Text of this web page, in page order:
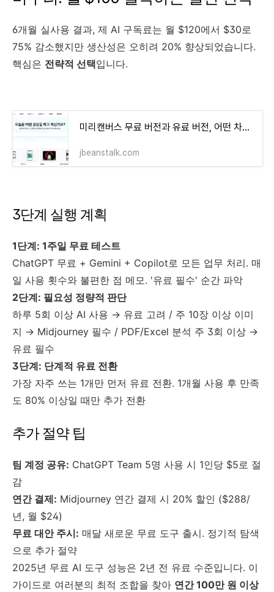
6개월 실사용 결과, 제 AI 구독료는 월 $120에서 $30로
75% 감소했지만 생산성은 오히려 20% 향상되었습니다.
핵심은 전략적 선택입니다.
미리캔버스 무료 버전과 유료 버전, 어떤 차이가 있을까?
jbeanstalk.com
3단계 실행 계획
1단계: 1주일 무료 테스트
ChatGPT 무료 + Gemini + Copilot로 모든 업무 처리. 매
일 사용 횟수와 불편한 점 메모. '유료 필수' 순간 파악
2단계: 필요성 정량적 판단
하루 5회 이상 AI 사용 → 유료 고려 / 주 10장 이상 이미
지 → Midjourney 필수 / PDF/Excel 분석 주 3회 이상 →
유료 필수
3단계: 단계적 유료 전환
가장 자주 쓰는 1개만 먼저 유료 전환. 1개월 사용 후 만족
도 80% 이상일 때만 추가 전환
추가 절약 팁
팀 계정 공유: ChatGPT Team 5명 사용 시 1인당 $5로 절
감
연간 결제: Midjourney 연간 결제 시 20% 할인 ($288/
년, 월 $24)
무료 대안 주시: 매달 새로운 무료 도구 출시. 정기적 탐색
으로 추가 절약
2025년 무료 AI 도구 성능은 2년 전 유료 수준입니다. 이
가이드로 여러분의 최적 조합을 찾아 연간 100만 원 이상